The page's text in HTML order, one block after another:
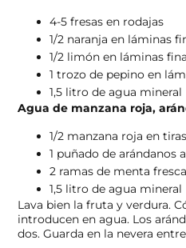
4-5 fresas en rodajas
1/2 naranja en láminas
1/2 limón en láminas
1 trozo de pepino en
1,5 litro de agua mineral
Agua de manzana roja,
1/2 manzana roja en
1 puñado de arándanos
2 ramas de menta fresca
1,5 litro de agua mineral
Lava bien la fruta y verdura.
introducen en agua. Los
dos. Guarda en la nevera